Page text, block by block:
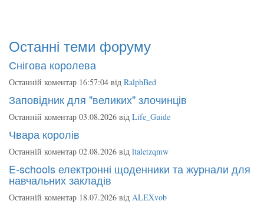
Останні теми форуму
Снігова королева
Останній коментар 16:57:04 від RalphBed
Заповідник для "великих" злочинців
Останній коментар 03.08.2026 від Life_Guide
Чвара королів
Останній коментар 02.08.2026 від ltaletzqmw
E-schools електронні щоденники та журнали для
навчальних закладів
Останній коментар 18.07.2026 від ALEXvob